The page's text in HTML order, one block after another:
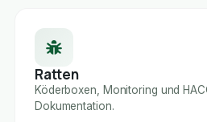
Ratten
Köderboxen, Monitoring und
Dokumentation.